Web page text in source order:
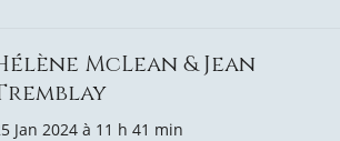
McLean & Jean
Jan 2024 à 11 h 41 min